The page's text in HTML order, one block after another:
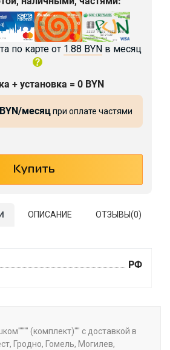
по карте от 1.88 BYN в месяц
+ установка = 0 BYN
месяцпри оплате частями
ОПИСАНИЕ ОТЗЫВЫ(0)
РФ
(комплект)"" с доставкой в
Гродно, Гомель, Могилев,